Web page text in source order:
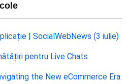
| SocialWebNews (3 iulie)
pentru Live Chats
the New eCommerce Era: